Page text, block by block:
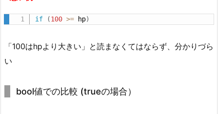
e
B
n
if (100 >= hp)
「100はhpより大きい」と読まなくてはならず、分かりづら
い
bool値での比較 (trueの場合）